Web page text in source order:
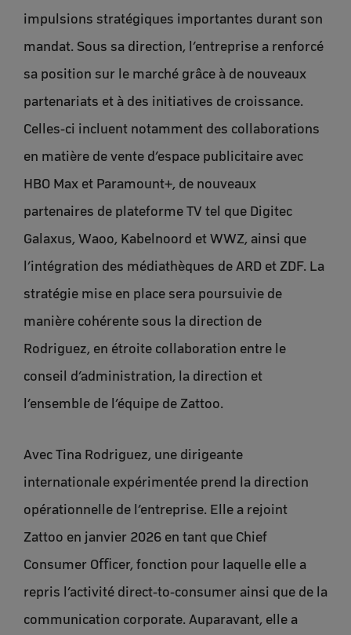
impulsions stratégiques importantes durant son
mandat. Sous sa direction, l’entreprise a renforcé
sa position sur le marché grâce à de nouveaux
partenariats et à des initiatives de croissance.
Celles-ci incluent notamment des collaborations
en matière de vente d’espace publicitaire avec
HBO Max et Paramount+, de nouveaux
partenaires de plateforme TV tel que Digitec
Galaxus, Waoo, Kabelnoord et WWZ, ainsi que
l’intégration des médiathèques de ARD et ZDF. La
stratégie mise en place sera poursuivie de
manière cohérente sous la direction de
Rodriguez, en étroite collaboration entre le
conseil d’administration, la direction et
l’ensemble de l’équipe de Zattoo.
Avec Tina Rodriguez, une dirigeante
internationale expérimentée prend la direction
opérationnelle de l’entreprise. Elle a rejoint
Zattoo en janvier 2026 en tant que Chief
Consumer Oﬃcer, fonction pour laquelle elle a
repris l’activité direct-to-consumer ainsi que de la
communication corporate. Auparavant, elle a